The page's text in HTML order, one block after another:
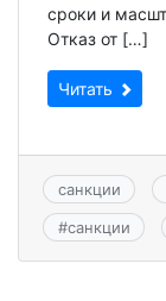
сроки и
Отказ от […]
Читать
санкции
#санкции